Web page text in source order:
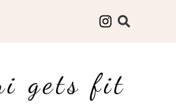
gets fit